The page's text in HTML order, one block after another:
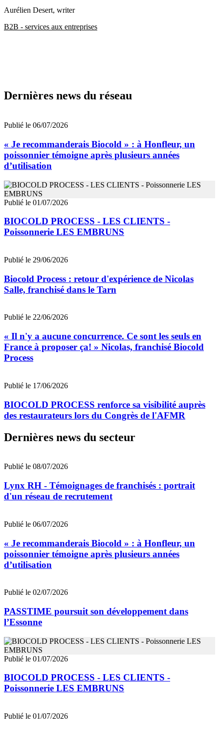
Aurélien Desert, writer
B2B - services aux entreprises
Dernières news du réseau
Publié le 06/07/2026
« Je recommanderais Biocold » : à Honfleur, un
poissonnier témoigne après plusieurs années
d’utilisation
Publié le 01/07/2026
BIOCOLD PROCESS - LES CLIENTS -
Poissonnerie LES EMBRUNS
Publié le 29/06/2026
Biocold Process : retour d'expérience de Nicolas
Salle, franchisé dans le Tarn
Publié le 22/06/2026
« Il n'y a aucune concurrence. Ce sont les seuls en
France à proposer ça! » Nicolas, franchisé Biocold
Process
Publié le 17/06/2026
BIOCOLD PROCESS renforce sa visibilité auprès
des restaurateurs lors du Congrès de l'AFMR
Dernières news du secteur
Publié le 08/07/2026
Lynx RH - Témoignages de franchisés : portrait
d'un réseau de recrutement
Publié le 06/07/2026
« Je recommanderais Biocold » : à Honfleur, un
poissonnier témoigne après plusieurs années
d’utilisation
Publié le 02/07/2026
PASSTIME poursuit son développement dans
l’Essonne
Publié le 01/07/2026
BIOCOLD PROCESS - LES CLIENTS -
Poissonnerie LES EMBRUNS
Publié le 01/07/2026